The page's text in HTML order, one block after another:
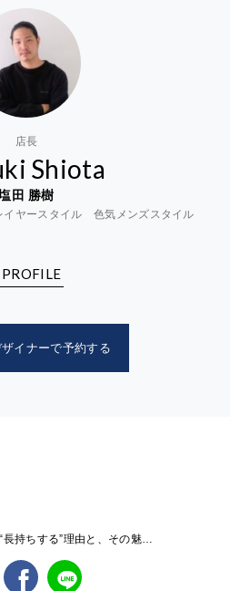
店長
Shiota
田 勝樹
ヤースタイル 色気メンズスタイル
PROFILE
ザイナーで予約する
Sui流｜微酸性カラーが“長持ちする”理由と、その魅力を徹底解説